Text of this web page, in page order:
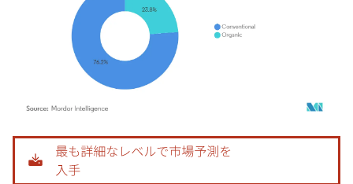
画像 © Mordor Intelligence。再利用にはCC BY 4.0の表示が必要です。